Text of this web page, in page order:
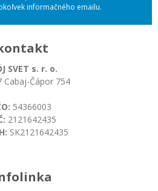
informačného emailu.
SVET s. r. o.
Cabaj-Čápor 754
54366003
2121642435
SK2121642435